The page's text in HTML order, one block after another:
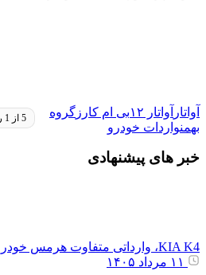
5 از 1 رای آواتار آواتار ۱۲ بی ام کارز گروه
بهمنواردات خودرو
خبر های پیشنهادی
KIA K4، وارداتی متفاوت هرمس خودرو برای بازار ایران